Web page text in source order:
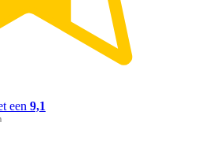
een 9,1